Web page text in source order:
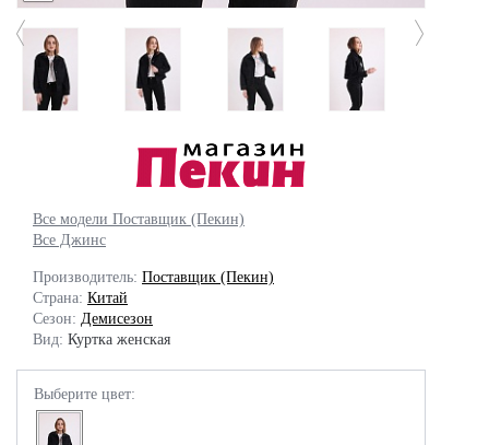
Все модели Поставщик (Пекин)
Все Джинс
Производитель: Поставщик (Пекин)
Страна: Китай
Сезон: Демисезон
Вид: Куртка женская
Выберите цвет: